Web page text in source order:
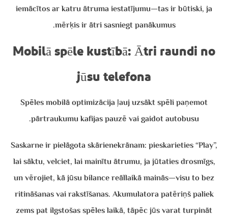
iemācītos ar katru ātruma iestatījumu—tas ir būtiski, ja
mērķis ir ātri sasniegt panākumus.
Mobilā spēle kustībā: Ātri raundi no
jūsu telefona
Spēles mobilā optimizācija ļauj uzsākt spēli paņemot
pārtraukumu kafijas pauzē vai gaidot autobusu.
Saskarne ir pielāgota skārienekrānam: pieskarieties “Play”,
lai sāktu, velciet, lai mainītu ātrumu, ja jūtaties drosmīgs,
un vērojiet, kā jūsu bilance reāllaikā mainās—visu to bez
ritināšanas vai rakstīšanas. Akumulatora patēriņš paliek
zems pat ilgstošas spēles laikā, tāpēc jūs varat turpināt